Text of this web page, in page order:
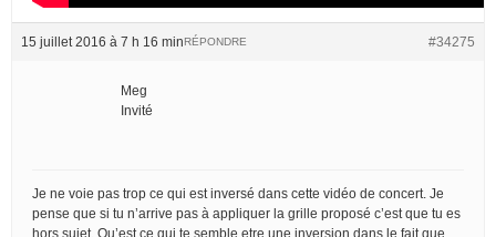
15 juillet 2016 à 7 h 16 min #34275
RÉPONDRE
Meg
Invité
Je ne voie pas trop ce qui est inversé dans cette vidéo de concert. Je
pense que si tu n’arrive pas à appliquer la grille proposé c’est que tu es
hors sujet. Qu’est ce qui te semble etre une inversion dans le fait que